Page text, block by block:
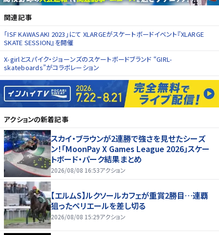
関連記事
「ISF KAWASAKI 2023」にて XLARGEがスケートボードイベント『XLARGE
SKATE SESSION』を開催
X-girlとスパイク・ジョーンズのスケートボードブランド “GIRL-
skateboards”がコラボレーション
アクションの新着記事
スカイ・ブラウンが2連勝で強さを見せたシーズ
ン！「MoonPay X Games League 2026」スケー
トボード・パーク結果まとめ
2026/08/08 16:53アクション
【エルムS】ルクソールカフェが重賞2勝目…連覇
狙ったペリエールを差し切る
2026/08/08 15:29アクション